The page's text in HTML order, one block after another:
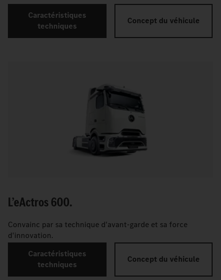
Caractéristiques
techniques
Concept du véhicule
L’eActros 600.
Convainc par sa technique d'avant-garde et sa force
d'innovation.
Caractéristiques
techniques
Concept du véhicule